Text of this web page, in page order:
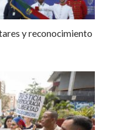
y reconocimiento